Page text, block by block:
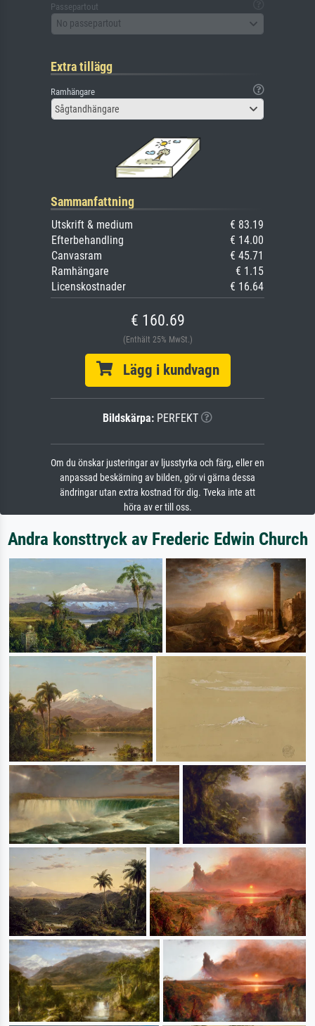
Passepartout
No passepartout
Extra tillägg
Ramhängare
Sågtandhängare
Sammanfattning
Utskrift & medium
€ 83.19
Efterbehandling
€ 14.00
Canvasram
€ 45.71
Ramhängare
€ 1.15
Licenskostnader
€ 16.64
€ 160.69
(Enthält 25% MwSt.)
Lägg i kundvagn
Bildskärpa: PERFEKT
Om du önskar justeringar av ljusstyrka och färg, eller en
anpassad beskärning av bilden, gör vi gärna dessa
ändringar utan extra kostnad för dig. Tveka inte att
höra av er till oss.
Andra konsttryck av Frederic Edwin Church